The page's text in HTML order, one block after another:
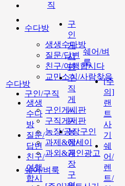
수다방
생생수다방
질문/답변
친구/여행합시다
교민소식/사람찾음
구인/구직
구인게시판
구직게시판
농장/공장구인
과제&에세이
과외&개인광고
쉐어/벼룩
수다방
생생
수다
방
질문/
답변
친구/
여행
합시
직
구
인
게
시
판
구
직
게
시
판
농
장/
공
장
구
쉐어/벼
룩
[주
의]
랜
트
사
기
쉐
어/
렌
트/